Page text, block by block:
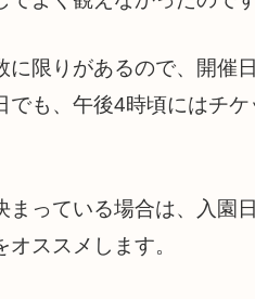
に限りがあるので、開催
でも、午後4時頃にはチ
まっている場合は、入園
ススメします。